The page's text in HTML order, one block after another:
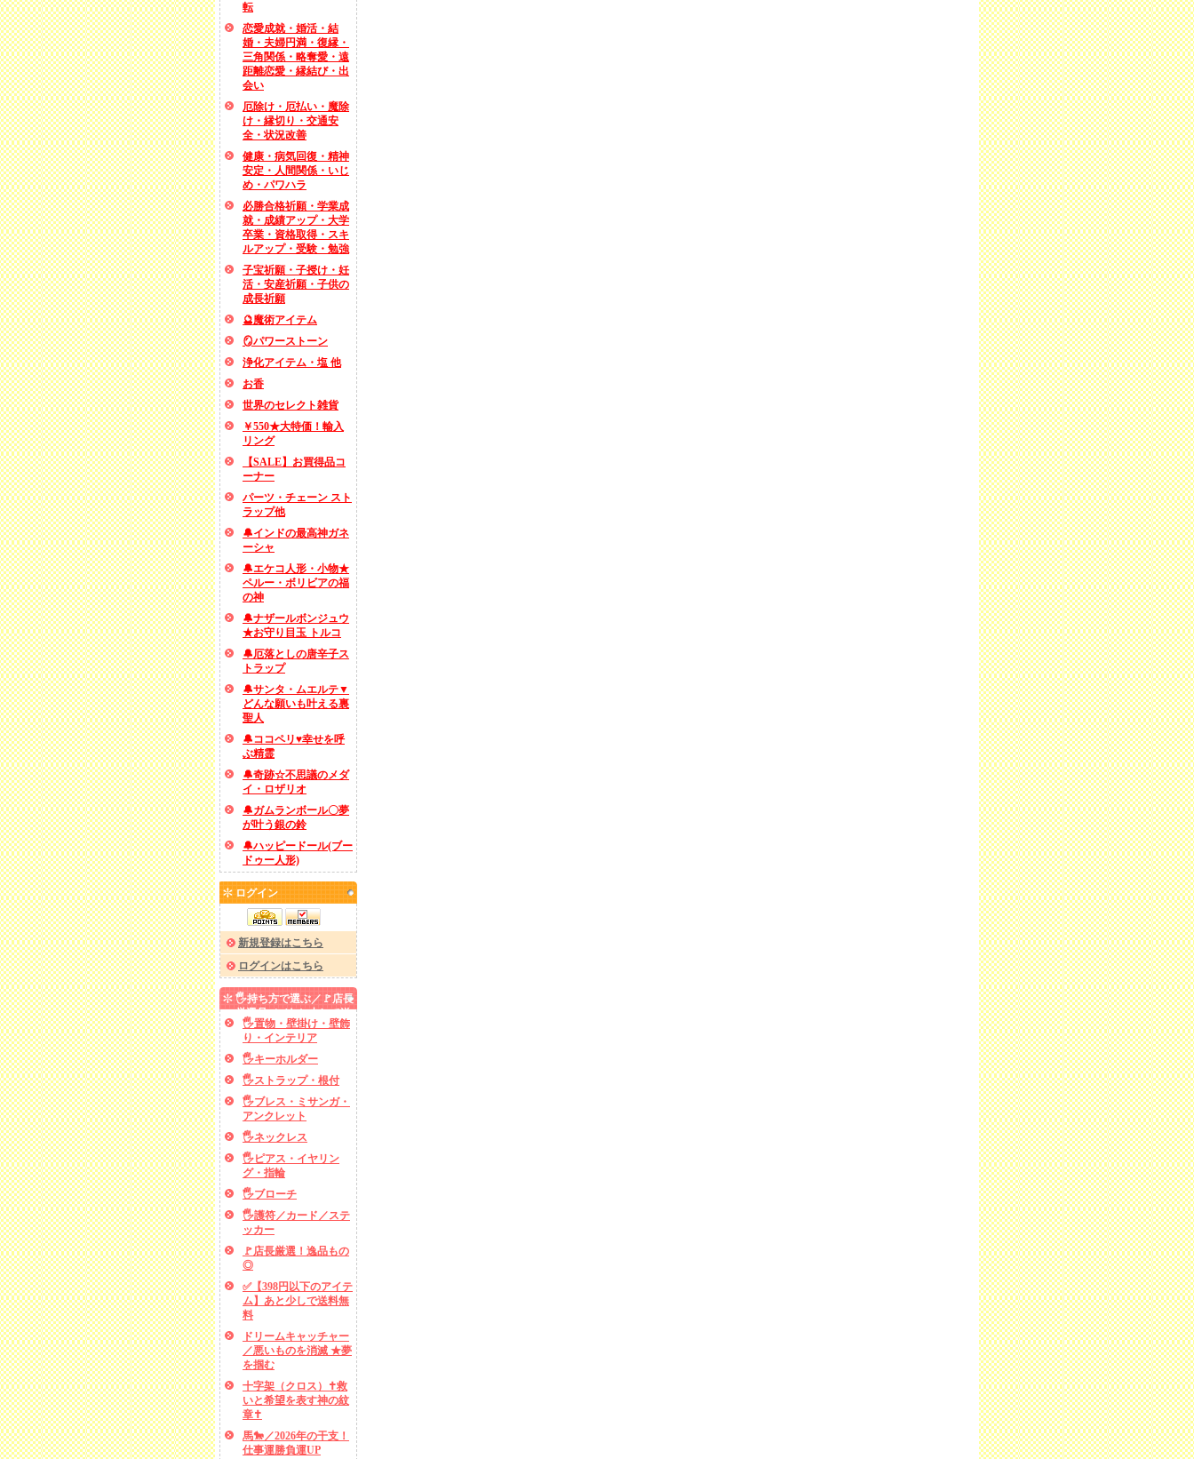
転
恋愛成就・婚活・結
婚・夫婦円満・復縁・
三角関係・略奪愛・遠
距離恋愛・縁結び・出
会い
厄除け・厄払い・魔除
け・縁切り・交通安
全・状況改善
健康・病気回復・精神
安定・人間関係・いじ
め・パワハラ
必勝合格祈願・学業成
就・成績アップ・大学
卒業・資格取得・スキ
ルアップ・受験・勉強
子宝祈願・子授け・妊
活・安産祈願・子供の
成長祈願
🔮魔術アイテム
🪞パワーストーン
浄化アイテム・塩 他
お香
世界のセレクト雑貨
￥550★大特価！輸入
リング
【SALE】お買得品コ
ーナー
パーツ・チェーン スト
ラップ他
🔔インドの最高神ガネ
ーシャ
🔔エケコ人形・小物★
ペルー・ボリビアの福
の神
🔔ナザールボンジュウ
★お守り目玉 トルコ
🔔厄落としの唐辛子ス
トラップ
🔔サンタ・ムエルテ▼
どんな願いも叶える裏
聖人
🔔ココペリ♥幸せを呼
ぶ精霊
🔔奇跡☆不思議のメダ
イ・ロザリオ
🔔ガムランボール〇夢
が叶う銀の鈴
🔔ハッピードール(ブー
ドゥー人形)
ログイン
新規登録はこちら
ログインはこちら
🖐️持ち方で選ぶ／🚩店長
厳選品／✅あと少しで送
料無料
🖐️置物・壁掛け・壁飾
り・インテリア
🖐️キーホルダー
🖐️ストラップ・根付
🖐️ブレス・ミサンガ・
アンクレット
🖐️ネックレス
🖐️ピアス・イヤリン
グ・指輪
🖐️ブローチ
🖐️護符／カード／ステ
ッカー
🚩店長厳選！逸品もの
◎
✅【398円以下のアイテ
ム】あと少しで送料無
料
ドリームキャッチャー
／悪いものを消滅 ★夢
を掴む
十字架（クロス）✝救
いと希望を表す神の紋
章✝
馬🐎／2026年の干支！
仕事運勝負運UP